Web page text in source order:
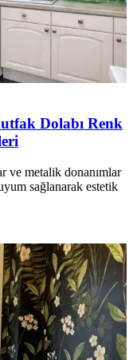
Dolabı Renk
ve metalik donanımlar
sağlanarak estetik